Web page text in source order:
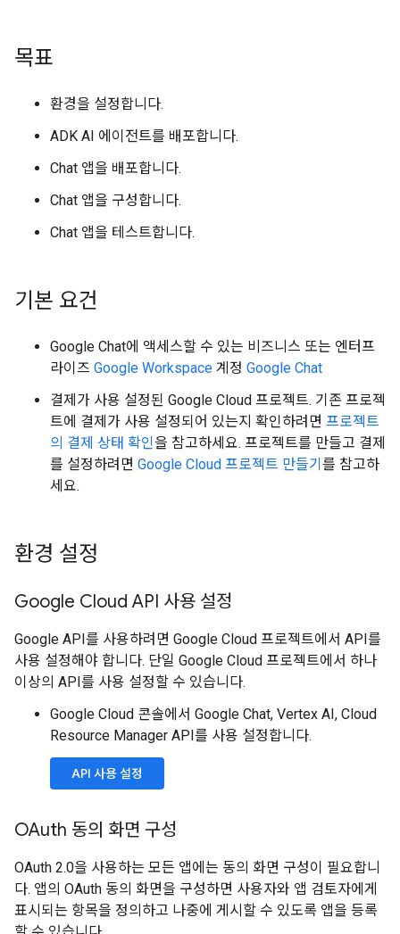
목표
환경을 설정합니다.
ADK AI 에이전트를 배포합니다.
Chat 앱을 배포합니다.
Chat 앱을 구성합니다.
Chat 앱을 테스트합니다.
기본 요건
Google Chat에 액세스할 수 있는 비즈니스 또는 엔터프
라이즈 Google Workspace 계정 Google Chat
결제가 사용 설정된 Google Cloud 프로젝트. 기존 프로젝
트에 결제가 사용 설정되어 있는지 확인하려면 프로젝트
의 결제 상태 확인을 참고하세요. 프로젝트를 만들고 결제
를 설정하려면 Google Cloud 프로젝트 만들기 를 참고하
세요.
환경 설정
Google Cloud API 사용 설정
Google API를 사용하려면 Google Cloud 프로젝트에서 API를
사용 설정해야 합니다. 단일 Google Cloud 프로젝트에서 하나
이상의 API를 사용 설정할 수 있습니다.
Google Cloud 콘솔에서 Google Chat, Vertex AI, Cloud
Resource Manager API를 사용 설정합니다.
API 사용 설정
OAuth 동의 화면 구성
OAuth 2.0을 사용하는 모든 앱에는 동의 화면 구성이 필요합니
다. 앱의 OAuth 동의 화면을 구성하면 사용자와 앱 검토자에게
표시되는 항목을 정의하고 나중에 게시할 수 있도록 앱을 등록